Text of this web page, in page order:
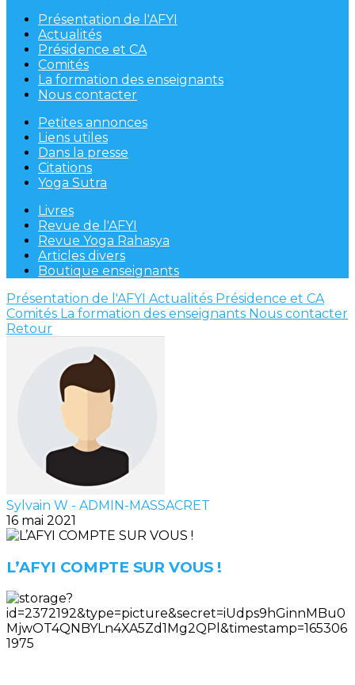
Présentation de l'AFYI
Actualités
Présidence et CA
Comités
La formation des enseignants
Nous contacter
Petites annonces
Liens utiles
Dans la presse
Citations
Yoga Sutra
Livres
Revue de l'AFYI
Revue Yoga Rahasya
Articles divers
Boutique enseignants
Présentation de l'AFYI Actualités Présidence et CA
Comités La formation des enseignants Nous contacter
Retour
Sylvain W - ADMIN-MASSACRET
16 mai 2021
L’AFYI COMPTE SUR VOUS !